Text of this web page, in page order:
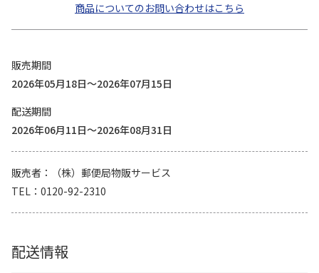
商品についてのお問い合わせはこちら
販売期間
2026年05月18日～2026年07月15日
配送期間
2026年06月11日～2026年08月31日
販売者
（株）郵便局物販サービス
TEL
0120-92-2310
配送情報